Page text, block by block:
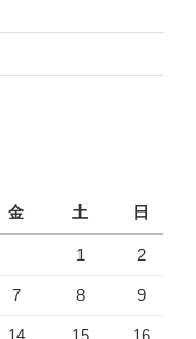
金 土 日
1 2
7 8 9
14 15 16